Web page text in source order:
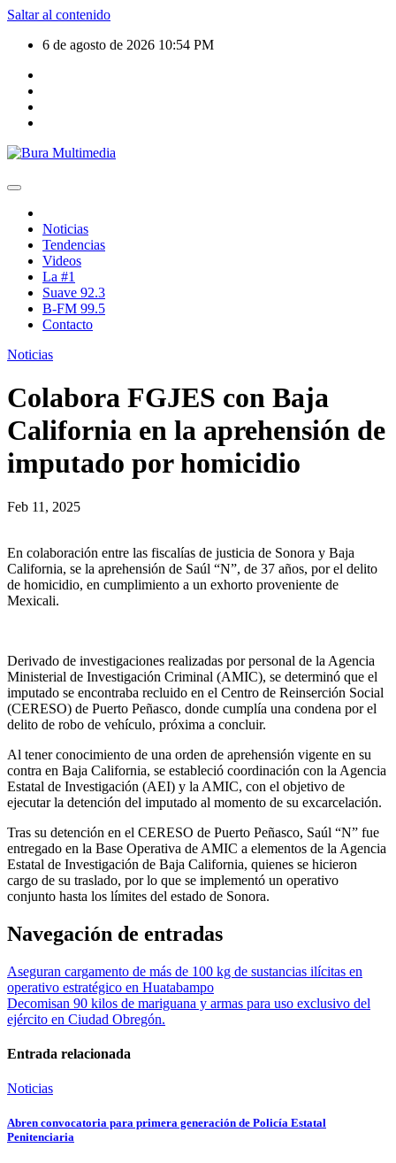
Saltar al contenido
6 de agosto de 2026 10:54 PM
Noticias
Tendencias
Videos
La #1
Suave 92.3
B-FM 99.5
Contacto
Noticias
Colabora FGJES con Baja
California en la aprehensión de
imputado por homicidio
Feb 11, 2025
En colaboración entre las fiscalías de justicia de Sonora y Baja
California, se la aprehensión de Saúl “N”, de 37 años, por el delito
de homicidio, en cumplimiento a un exhorto proveniente de
Mexicali.
Derivado de investigaciones realizadas por personal de la Agencia
Ministerial de Investigación Criminal (AMIC), se determinó que el
imputado se encontraba recluido en el Centro de Reinserción Social
(CERESO) de Puerto Peñasco, donde cumplía una condena por el
delito de robo de vehículo, próxima a concluir.
Al tener conocimiento de una orden de aprehensión vigente en su
contra en Baja California, se estableció coordinación con la Agencia
Estatal de Investigación (AEI) y la AMIC, con el objetivo de
ejecutar la detención del imputado al momento de su excarcelación.
Tras su detención en el CERESO de Puerto Peñasco, Saúl “N” fue
entregado en la Base Operativa de AMIC a elementos de la Agencia
Estatal de Investigación de Baja California, quienes se hicieron
cargo de su traslado, por lo que se implementó un operativo
conjunto hasta los límites del estado de Sonora.
Navegación de entradas
Aseguran cargamento de más de 100 kg de sustancias ilícitas en
operativo estratégico en Huatabampo
Decomisan 90 kilos de mariguana y armas para uso exclusivo del
ejército en Ciudad Obregón.
Entrada relacionada
Noticias
Abren convocatoria para primera generación de Policía Estatal
Penitenciaria